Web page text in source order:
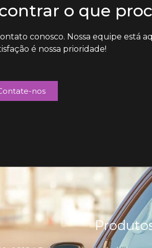
o que
conosco. Nossa equipe está
é nossa prioridade!
nos